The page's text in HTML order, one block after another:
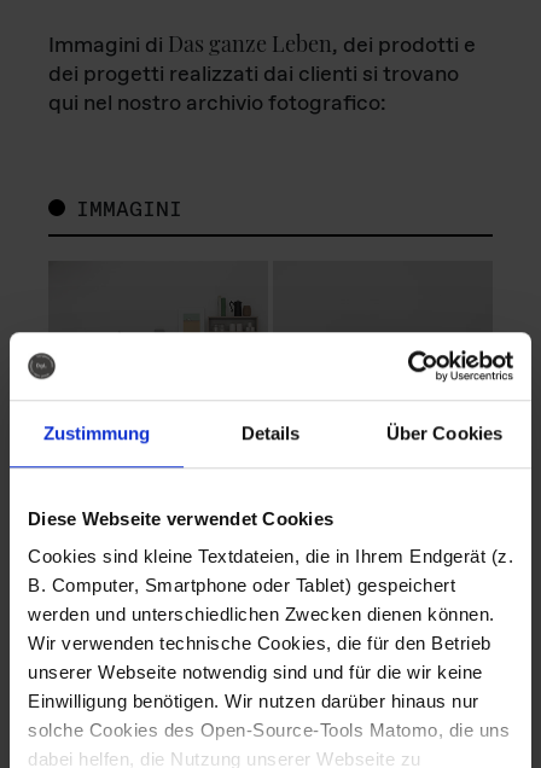
Zustimmung Details Über Cookies
Diese Webseite verwendet Cookies
Cookies sind kleine Textdateien, die in Ihrem Endgerät (z.
B. Computer, Smartphone oder Tablet) gespeichert
werden und unterschiedlichen Zwecken dienen können.
Wir verwenden technische Cookies, die für den Betrieb
unserer Webseite notwendig sind und für die wir keine
Einwilligung benötigen. Wir nutzen darüber hinaus nur
solche Cookies des Open-Source-Tools Matomo, die uns
dabei helfen, die Nutzung unserer Webseite zu
Immagini di Das ganze Leben, dei prodotti e
dei progetti realizzati dai clienti si trovano
qui nel nostro archivio fotografico:
IMMAGINI
Fotografo: Lorenz
Sternbach
Download
Fotografo: Lorenz
Sternbach
Download